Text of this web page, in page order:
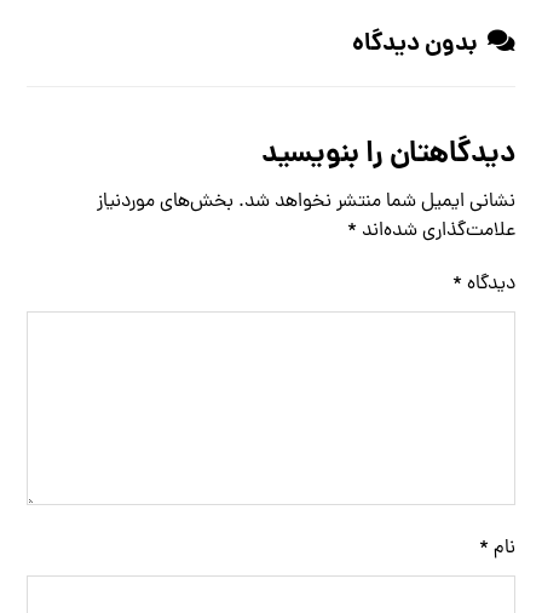
بدون دیدگاه
دیدگاهتان را بنویسید
نشانی ایمیل شما منتشر نخواهد شد. بخش‌های موردنیاز
علامت‌گذاری شده‌اند *
دیدگاه *
نام *